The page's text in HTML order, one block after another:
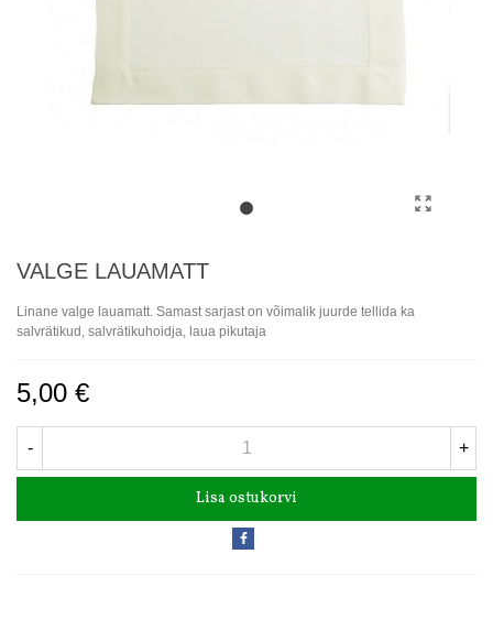
VALGE LAUAMATT
Linane valge lauamatt. Samast sarjast on võimalik juurde tellida ka
salvrätikud, salvrätikuhoidja, laua pikutaja
5,00 €
- +
Lisa ostukorvi